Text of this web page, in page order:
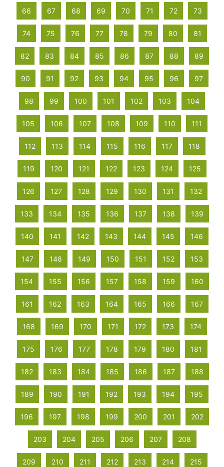
66 67 68 69 70 71 72 73
74 75 76 77 78 79 80 81
82 83 84 85 86 87 88 89
90 91 92 93 94 95 96 97
98 99 100 101 102 103 104
105 106 107 108 109 110 111
112 113 114 115 116 117 118
119 120 121 122 123 124 125
126 127 128 129 130 131 132
133 134 135 136 137 138 139
140 141 142 143 144 145 146
147 148 149 150 151 152 153
154 155 156 157 158 159 160
161 162 163 164 165 166 167
168 169 170 171 172 173 174
175 176 177 178 179 180 181
182 183 184 185 186 187 188
189 190 191 192 193 194 195
196 197 198 199 200 201 202
203 204 205 206 207 208
209 210 211 212 213 214 215